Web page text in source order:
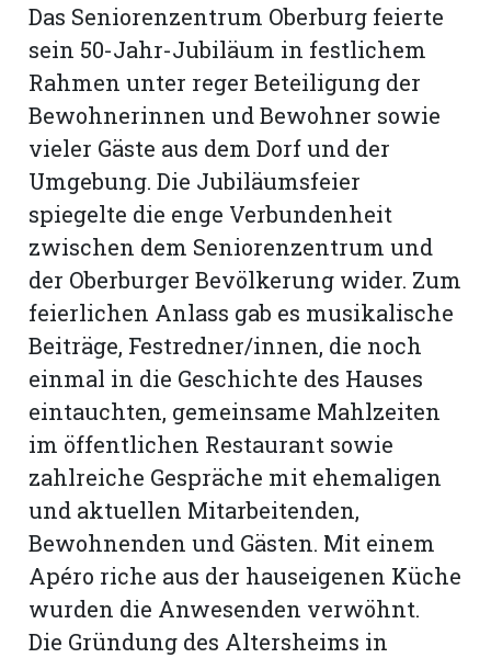
Das Seniorenzentrum Oberburg feierte
sein 50-Jahr-Jubiläum in festlichem
Rahmen unter reger Beteiligung der
Bewohnerinnen und Bewohner sowie
vieler Gäste aus dem Dorf und der
Umgebung. Die Jubiläumsfeier
spiegelte die enge Verbundenheit
zwischen dem Seniorenzentrum und
der Oberburger Bevölkerung wider. Zum
feierlichen Anlass gab es musikalische
Beiträge, Festredner/innen, die noch
einmal in die Geschichte des Hauses
eintauchten, gemeinsame Mahlzeiten
im öffentlichen Restaurant sowie
zahlreiche Gespräche mit ehemaligen
und aktuellen Mitarbeitenden,
Bewohnenden und Gästen. Mit einem
Apéro riche aus der hauseigenen Küche
wurden die Anwesenden verwöhnt.
Die Gründung des Altersheims in